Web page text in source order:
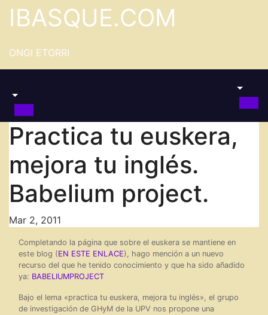
Saltar
IBASQUE.COM
ONGI ETORRI
Practica tu euskera,
mejora tu inglés.
Babelium project.
Mar 2, 2011
Completando la página que sobre el euskera se mantiene en
este blog (EN ESTE ENLACE), hago mención a un nuevo
recurso del que he tenido conocimiento y que ha sido añadido
ya: BABELIUMPROJECT
Bajo el lema «practica tu euskera, mejora tu inglés», el grupo
de investigación de GHyM de la UPV nos propone una